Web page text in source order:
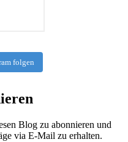
folgen
Blog zu abonnieren und
via E-Mail zu erhalten.